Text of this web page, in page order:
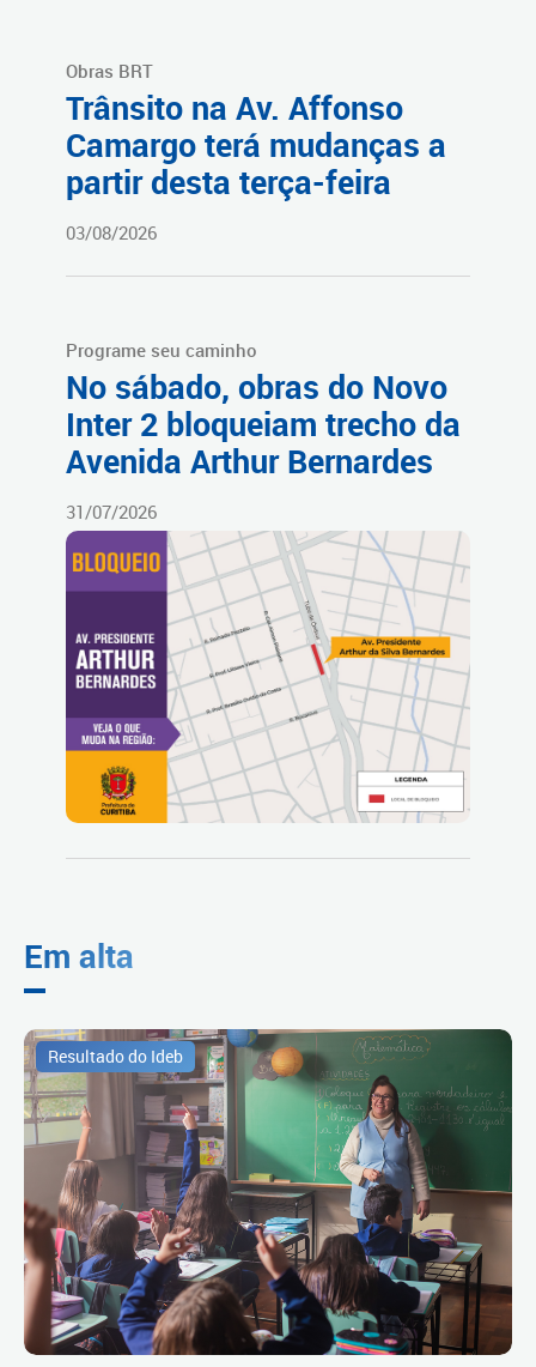
Obras BRT
Trânsito na Av. Affonso
Camargo terá mudanças a
partir desta terça-feira
03/08/2026
Programe seu caminho
No sábado, obras do Novo
Inter 2 bloqueiam trecho da
Avenida Arthur Bernardes
31/07/2026
Em alta
Resultado do Ideb